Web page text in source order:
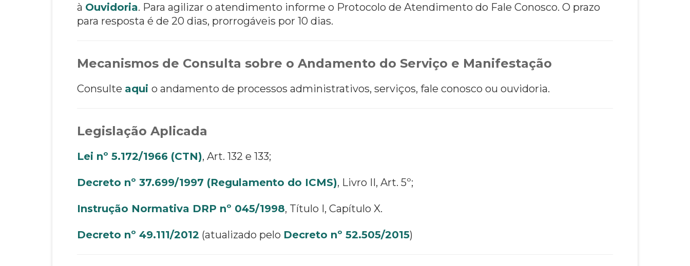
à Ouvidoria. Para agilizar o atendimento informe o Protocolo de Atendimento do Fale Conosco. O prazo
para resposta é de 20 dias, prorrogáveis por 10 dias.
Mecanismos de Consulta sobre o Andamento do Serviço e Manifestação
Consulte aqui o andamento de processos administrativos, serviços, fale conosco ou ouvidoria.
Legislação Aplicada
Lei nº 5.172/1966 (CTN), Art. 132 e 133;
Decreto nº 37.699/1997 (Regulamento do ICMS), Livro II, Art. 5º;
Instrução Normativa DRP nº 045/1998, Título I, Capítulo X.
Decreto nº 49.111/2012 (atualizado pelo Decreto nº 52.505/2015)